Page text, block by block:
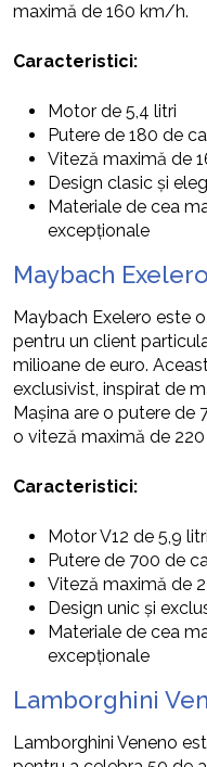
maximă de 160 km/h.
Caracteristici:
Motor de 5,4 litri
Putere de 180 de
Viteză maximă de
Design clasic și
Materiale de cea
excepționale
Maybach Exelero
Maybach Exelero este
pentru un client
milioane de euro.
exclusivist, inspirat de
Mașina are o putere de
o viteză maximă de
Caracteristici:
Motor V12 de 5,9 litri
Putere de 700 de
Viteză maximă de
Design unic și
Materiale de cea
excepționale
Lamborghini
Lamborghini Veneno